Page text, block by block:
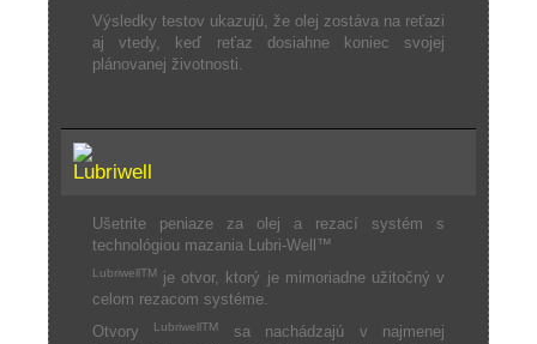
Výsledky testov ukazujú, že olej zostáva na reťazi
aj vtedy, keď reťaz dosiahne koniec svojej
plánovanej životnosti.
Ušetrite peniaze za olej a rezací systém s
technológiou mazania Lubri-Well™
LubriwellTM je otvor, ktorý je mimoriadne užitočný v
celom rezacom systéme.
Otvory
LubriwellTM
sa nachádzajú v najmenej